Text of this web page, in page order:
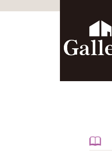
ニュース>